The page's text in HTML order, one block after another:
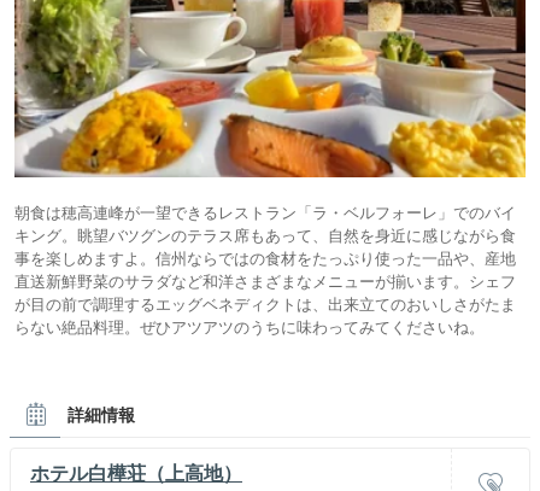
朝食は穂高連峰が一望できるレストラン「ラ・ベルフォーレ」でのバイ
キング。眺望バツグンのテラス席もあって、自然を身近に感じながら食
事を楽しめますよ。信州ならではの食材をたっぷり使った一品や、産地
直送新鮮野菜のサラダなど和洋さまざまなメニューが揃います。シェフ
が目の前で調理するエッグベネディクトは、出来立てのおいしさがたま
らない絶品料理。ぜひアツアツのうちに味わってみてくださいね。
詳細情報
ホテル白樺荘（上高地）